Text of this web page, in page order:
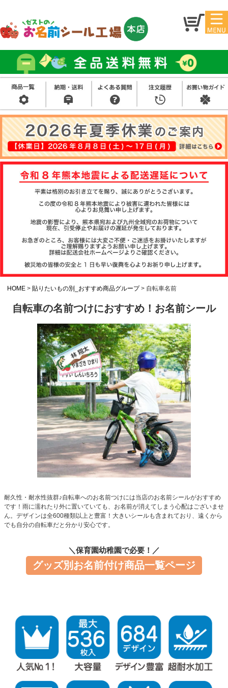
マイ
ジ
お名
前シ
ール
アイ
ロン
シー
ル
お買
い得
セッ
ト
スタ
ンプ
その
他
注文履歴
て
について
よくある質問
商品ガイド
会社概要
お問い合わせ
お客様へのお知
らせ
HOME 貼りたいもの別_おすすめ商品グループ 自転車名前
自転車の名前つけにおすすめ！お名前シール
耐久性・耐水性抜群♪自転車へのお名前つけには当店のお名前シールがおすすめ
です！雨に濡れたり外に置いていても、お名前が消えてしまう心配はございませ
ん。デザインは全600種類以上と豊富！大きいシールも含まれており、遠くから
でも自分の自転車だと分かり安心です。
＼保育園幼稚園で必要！／
グッズ別お名前付け商品一覧ページ